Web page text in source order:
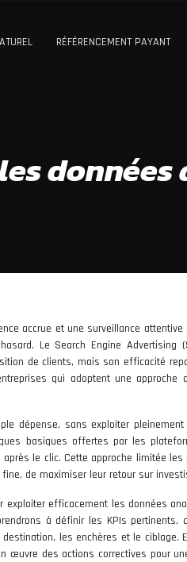
RÉFÉRENCEMENT PAYANT
accrue et une surveillance
Le Search Engine Advertising
de clients, mais son efficacité
qui adoptent une approche
dépense, sans exploiter
basiques offertes par les
le clic. Cette approche limitée les
de maximiser leur retour sur
efficacement les données
à définir les KPIs pertinents,
les enchères et le ciblage.
des actions correctives pour